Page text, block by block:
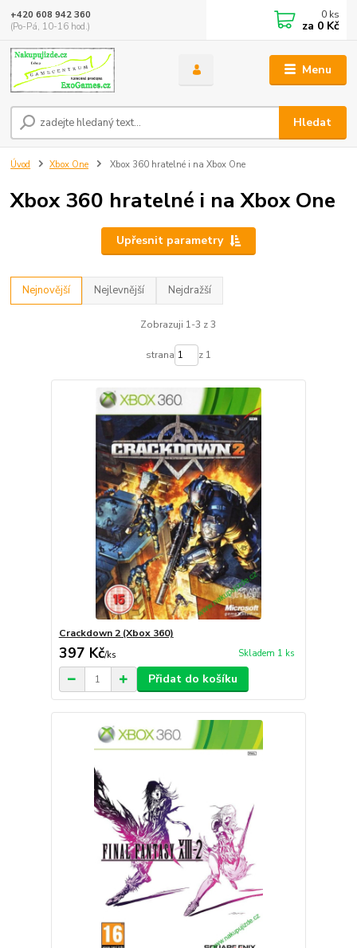
Menu
Hledat
+420 608 942 360
(Po-Pá, 10-16 hod.)
0 ks
za 0 Kč
Úvod Xbox One Xbox 360 hratelné i na Xbox One
Xbox 360 hratelné i na Xbox One
Upřesnit parametry
Nejnovější Nejlevnější Nejdražší
Zobrazuji 1-3 z 3
strana z 1
Crackdown 2 (Xbox 360)
397 Kč/ks Skladem 1 ks
Přidat do košíku